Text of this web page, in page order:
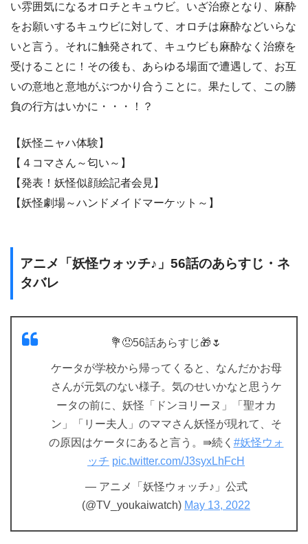
い雰囲気になるオロチとキュウビ。いざ治療となり、麻酔
をお願いするキュウビに対して、オロチは麻酔などいらな
いと言う。それに触発されて、キュウビも麻酔なく治療を
受けることに！その後も、あらゆる場面で遭遇して、お互
いの意地と意地がぶつかり合うことに。果たして、この勝
負の行方はいかに・・・！？
【妖怪ニャハ体験】
【４コマさん～匂い～】
【発表！妖怪似顔絵記者会見】
【妖怪劇場～ハンドメイドマーケット～】
アニメ「妖怪ウォッチ♪」56話のあらすじ・ネ
タバレ
💐😞56話あらすじ🎁🌷
ケータが学校から帰ってくると、なんだかお母
さんが元気のない様子。気のせいかなと思うケ
ータの前に、妖怪「ドンヨリーヌ」「聖オカ
ン」「リー夫人」のママさん妖怪が現れて、そ
の原因はケータにあると言う。⇛続く #妖怪ウォ
ッチ pic.twitter.com/J3syxLhFcH
— アニメ「妖怪ウォッチ♪」公式
(@TV_youkaiwatch) May 13, 2022